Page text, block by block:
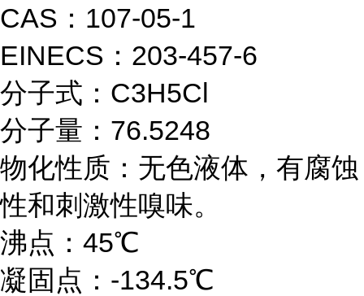
CAS：107-05-1
EINECS：203-457-6
分子式：C3H5Cl
分子量：76.5248
物化性质： 无色液体，有腐蚀
性和刺激性嗅味。
沸点：45℃
凝固点：-134.5℃